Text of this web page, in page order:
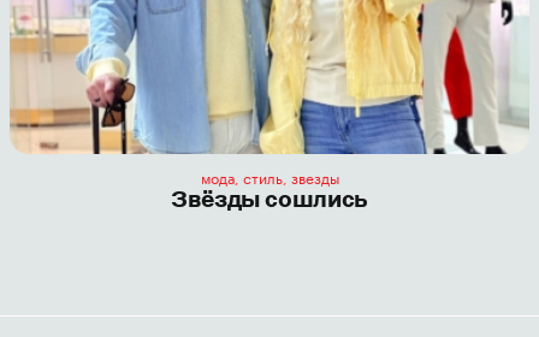
мода, стиль, звезды
Звёзды сошлись